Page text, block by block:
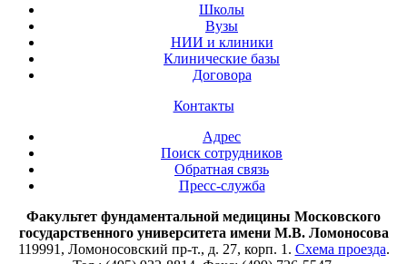
Школы
Вузы
НИИ и клиники
Клинические базы
Договора
Контакты
Адрес
Поиск сотрудников
Обратная связь
Пресс-служба
Факультет фундаментальной медицины Московского
государственного университета имени М.В. Ломоносова
119991, Ломоносовский пр-т., д. 27, корп. 1. Схема проезда.